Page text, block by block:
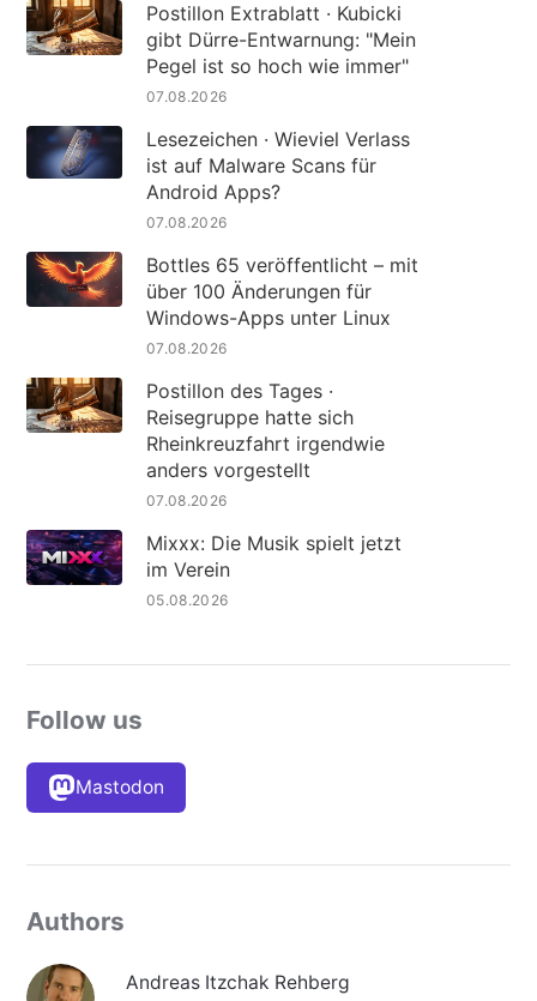
Postillon Extrablatt · Kubicki
gibt Dürre-Entwarnung: "Mein
Pegel ist so hoch wie immer"
07.08.2026
Lesezeichen · Wieviel Verlass
ist auf Malware Scans für
Android Apps?
07.08.2026
Bottles 65 veröffentlicht – mit
über 100 Änderungen für
Windows-Apps unter Linux
07.08.2026
Postillon des Tages ·
Reisegruppe hatte sich
Rheinkreuzfahrt irgendwie
anders vorgestellt
07.08.2026
Mixxx: Die Musik spielt jetzt
im Verein
05.08.2026
Follow us
Mastodon
Authors
Andreas Itzchak Rehberg